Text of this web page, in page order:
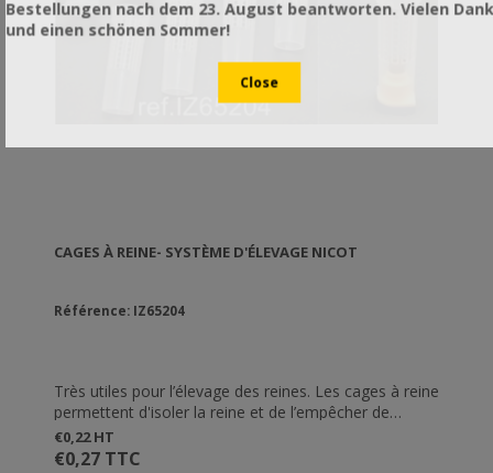
CAGES À REINE- SYSTÈME D'ÉLEVAGE NICOT
Référence: IZ65204
Très utiles pour l’élevage des reines. Les cages à reine
permettent d'isoler la reine et de l’empêcher de
détruire le reste des cellules royales. Elles peuvent
être adaptées à la plupart des porte-cupules du
€0,22 HT
€0,27 TTC
Bestellungen nach dem 23. August beantworten. Vielen Dank
und einen schönen Sommer!